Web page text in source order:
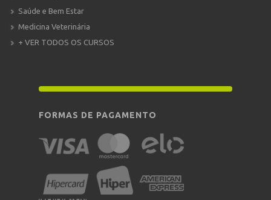
Saúde e Bem Estar
Medicina Veterinária
+ VER TODOS OS CURSOS
FORMAS DE PAGAMENTO